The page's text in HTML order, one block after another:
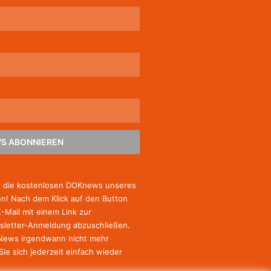
ABONNIEREN
kostenlosen DOKnews unseres
Nach dem Klick auf den Button
Mail mit einem Link zur
Anmeldung abzuschließen.
irgendwann nicht mehr
sich jederzeit einfach wieder